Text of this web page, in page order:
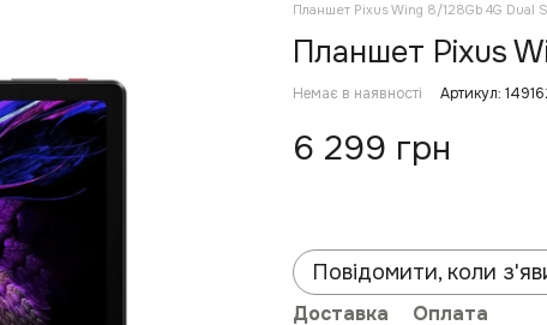
Планшет Pixus Wing 8/128Gb 4G Dual
Планшет Pixus
Немає в наявності Артикул:
6 299 грн
Повідомити, коли
Доставка Оплата